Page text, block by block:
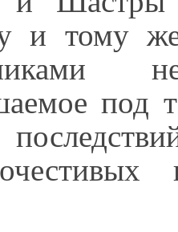
и тому
под